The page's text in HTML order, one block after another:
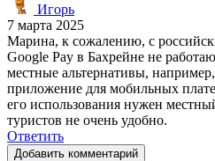
Игорь
7 марта 2025
Марина, к сожалению, с
Google Pay в Бахрейне не
местные альтернативы,
приложение для мобильных
его использования нужен
туристов не очень удобно.
Ответить
Добавить комментарий